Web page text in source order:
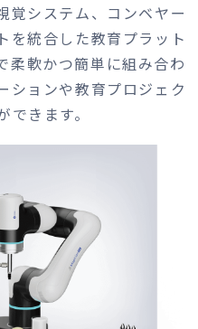
覚システム、コンベヤー
を統合した教育プラット
柔軟かつ簡単に組み合わ
ションや教育プロジェク
できます。